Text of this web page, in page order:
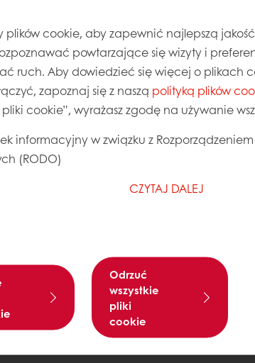
się”.
ponownie, a nadal nie widzisz swoich
plików cookie, aby zapewnić najlepszą
powtarzające się wizyty i
ruch. Aby dowiedzieć się więcej o plikach
zapoznaj się z naszą polityką plików
pliki cookie”, wyrażasz zgodę na używanie
informacyjny w związku z
(RODO)
CZYTAJ DALEJ
Odrzuć
wszystkie
pliki
cookie
Mój Puratos Dostęp do dokumentów w